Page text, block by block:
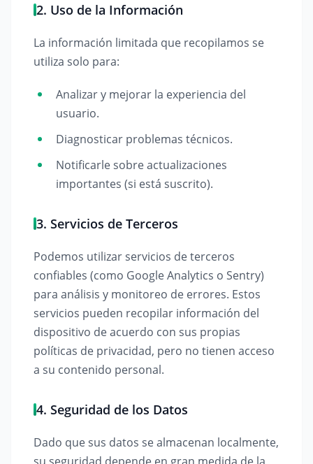
2. Uso de la Información
La información limitada que recopilamos se
utiliza solo para:
Analizar y mejorar la experiencia del
usuario.
Diagnosticar problemas técnicos.
Notificarle sobre actualizaciones
importantes (si está suscrito).
3. Servicios de Terceros
Podemos utilizar servicios de terceros
confiables (como Google Analytics o Sentry)
para análisis y monitoreo de errores. Estos
servicios pueden recopilar información del
dispositivo de acuerdo con sus propias
políticas de privacidad, pero no tienen acceso
a su contenido personal.
4. Seguridad de los Datos
Dado que sus datos se almacenan localmente,
su seguridad depende en gran medida de la